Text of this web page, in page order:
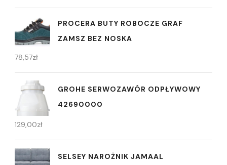
PROCERA BUTY ROBOCZE GRAF
ZAMSZ BEZ NOSKA
78,57zł
GROHE SERWOZAWÓR ODPŁYWOWY
42690000
129,00zł
SELSEY NAROŻNIK JAMAAL